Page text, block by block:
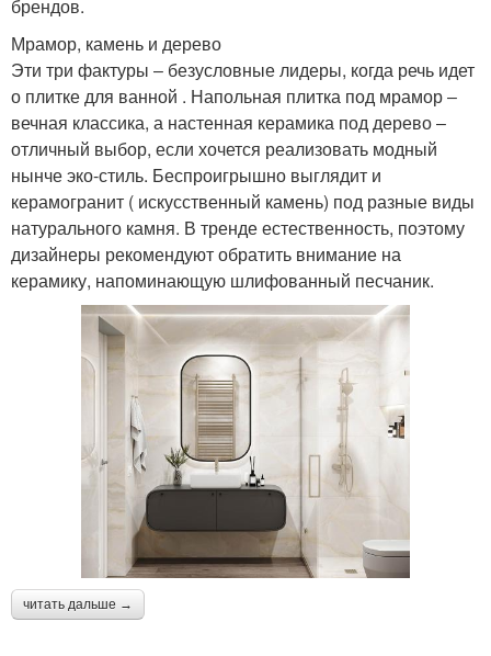
брендов.
Мрамор, камень и дерево
Эти три фактуры ‒ безусловные лидеры, когда речь идет
о плитке для ванной . Напольная плитка под мрамор ‒
вечная классика, а настенная керамика под дерево ‒
отличный выбор, если хочется реализовать модный
нынче эко-стиль. Беспроигрышно выглядит и
керамогранит ( искусственный камень) под разные виды
натурального камня. В тренде естественность, поэтому
дизайнеры рекомендуют обратить внимание на
керамику, напоминающую шлифованный песчаник.
читать дальше →